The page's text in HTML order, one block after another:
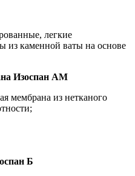
легкие
из каменной ваты на основе
Изоспан АМ
мембрана из нетканого
Б